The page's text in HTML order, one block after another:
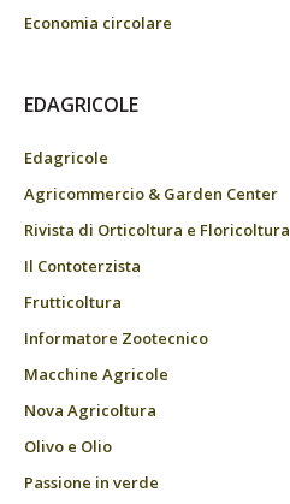
Economia circolare
EDAGRICOLE
Edagricole
Agricommercio & Garden Center
Rivista di Orticoltura e Floricoltura
Il Contoterzista
Frutticoltura
Informatore Zootecnico
Macchine Agricole
Nova Agricoltura
Olivo e Olio
Passione in verde